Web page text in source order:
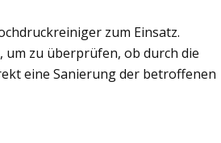
zum Einsatz.
zu überprüfen, ob durch die
eine Sanierung der betroffenen